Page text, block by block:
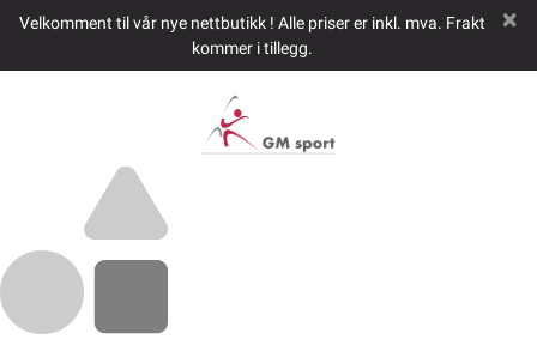
Velkomment til vår nye nettbutikk ! Alle priser er inkl. mva. Frakt
kommer i tillegg.